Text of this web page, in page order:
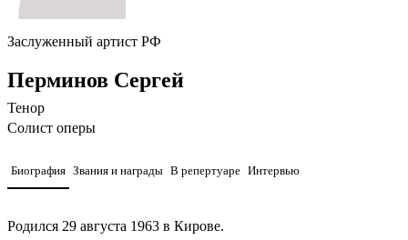
Заслуженный артист РФ
Перминов Сергей
Тенор
Солист оперы
Биография Звания и награды В репертуаре Интервью
Родился 29 августа 1963 в Кирове.